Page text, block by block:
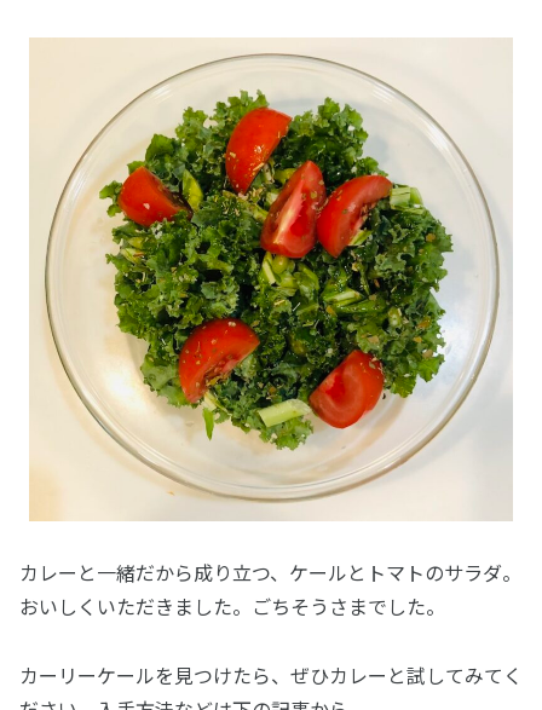
カレーと一緒だから成り立つ、ケールとトマトのサラダ。
おいしくいただきました。ごちそうさまでした。
カーリーケールを見つけたら、ぜひカレーと試してみてく